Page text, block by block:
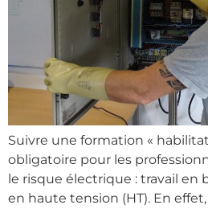
Suivre une formation «
obligatoire pour les
le risque électrique : travail en
en haute tension (HT). En